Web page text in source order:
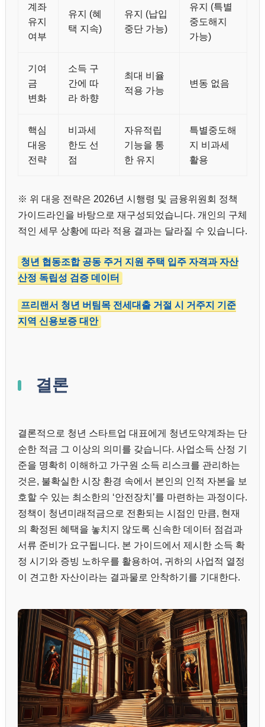
계좌
유지
여부
유지 (혜
택 지속)
유지 (납입
중단 가능)
유지 (특별
중도해지
가능)
기여
금
변화
소득 구
간에 따
라 하향
최대 비율
적용 가능
변동 없음
핵심
대응
전략
비과세
한도 선
점
자유적립
기능을 통
한 유지
특별중도해
지 비과세
활용
※ 위 대응 전략은 2026년 시행령 및 금융위원회 정책
가이드라인을 바탕으로 재구성되었습니다. 개인의 구체
적인 세무 상황에 따라 적용 결과는 달라질 수 있습니다.
청년 협동조합 공동 주거 지원 주택 입주 자격과 자산
산정 독립성 검증 데이터
프리랜서 청년 버팀목 전세대출 거절 시 거주지 기준
지역 신용보증 대안
결론
결론적으로 청년 스타트업 대표에게 청년도약계좌는 단
순한 적금 그 이상의 의미를 갖습니다. 사업소득 산정 기
준을 명확히 이해하고 가구원 소득 리스크를 관리하는
것은, 불확실한 시장 환경 속에서 본인의 인적 자본을 보
호할 수 있는 최소한의 ‘안전장치’를 마련하는 과정이다.
정책이 청년미래적금으로 전환되는 시점인 만큼, 현재
의 확정된 혜택을 놓치지 않도록 신속한 데이터 점검과
서류 준비가 요구됩니다. 본 가이드에서 제시한 소득 확
정 시기와 증빙 노하우를 활용하여, 귀하의 사업적 열정
이 견고한 자산이라는 결과물로 안착하기를 기대한다.